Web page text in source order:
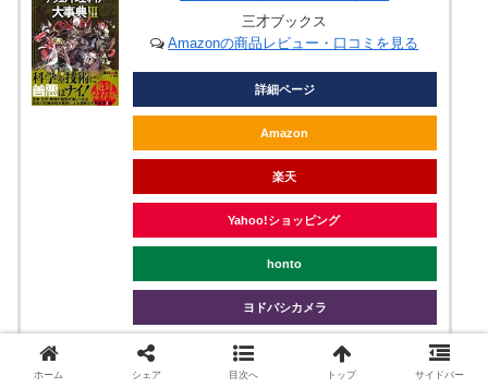
三才ブックス
Amazonの商品レビュー・口コミを見る
詳細ページ
Amazon
楽天
Yahoo!ショッピング
honto
ヨドバシカメラ
ホーム シェア 目次へ トップ サイドバー